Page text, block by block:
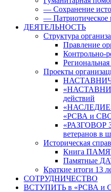
— Сохранение
— Патриотическое
ДЕЯТЕЛЬНОСТЬ
Структура
Правление
Контрольно-
Проекты
действий
«РСВА и
«РАЗГОВОР
ветеранов в
Историческая
Книга
Памятные
Краткие итоги 13
СОТРУДНИЧЕСТВО
ВСТУПИТЬ в «РСВА и